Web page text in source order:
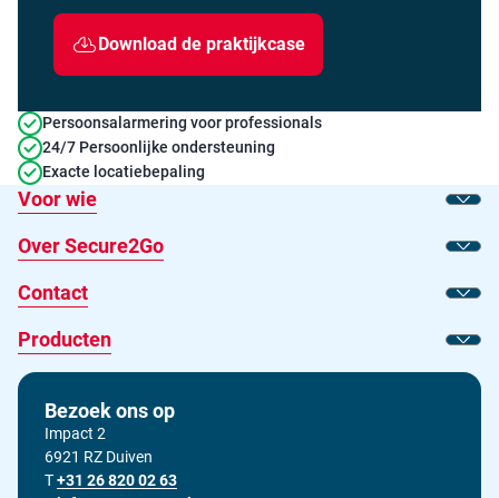
Download de praktijkcase
Persoonsalarmering voor professionals
24/7 Persoonlijke ondersteuning
Exacte locatiebepaling
Voor wie
Toon
Over Secure2Go
Toon
Contact
Toon
Producten
Toon
Bezoek ons op
Impact 2
6921 RZ Duiven
TBel ons op
+31 26 820 02 63